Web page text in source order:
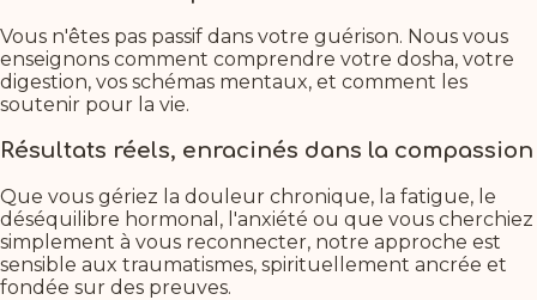
Vous n'êtes pas passif dans votre guérison. Nous vous
enseignons comment comprendre votre dosha, votre
digestion, vos schémas mentaux, et comment les
soutenir pour la vie.
Résultats réels, enracinés dans la compassion
Que vous gériez la douleur chronique, la fatigue, le
déséquilibre hormonal, l'anxiété ou que vous cherchiez
simplement à vous reconnecter, notre approche est
sensible aux traumatismes, spirituellement ancrée et
fondée sur des preuves.